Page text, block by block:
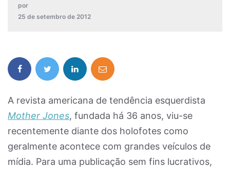
por
25 de setembro de 2012
A revista americana de tendência esquerdista
Mother Jones, fundada há 36 anos, viu-se
recentemente diante dos holofotes como
geralmente acontece com grandes veículos de
mídia. Para uma publicação sem fins lucrativos,